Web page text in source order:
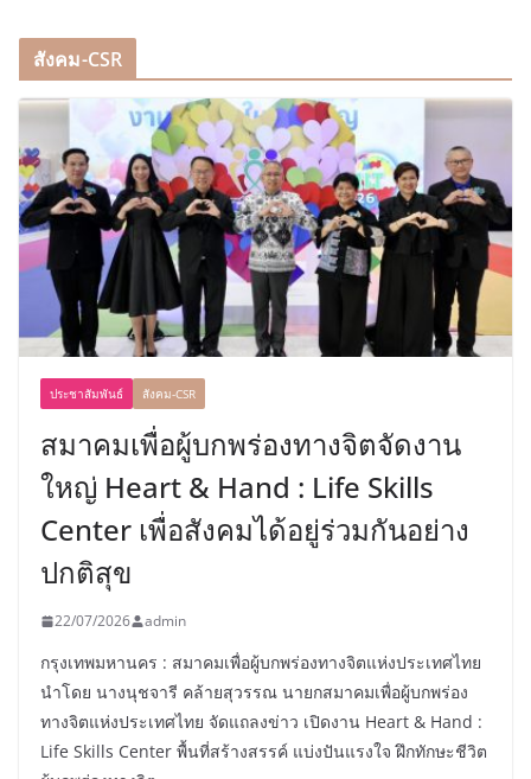
สังคม-CSR
ประชาสัมพันธ์ สังคม-CSR
สมาคมเพื่อผู้บกพร่องทางจิตจัดงาน
ใหญ่ Heart & Hand : Life Skills
Center เพื่อสังคมได้อยู่ร่วมกันอย่าง
ปกติสุข
22/07/2026 admin
กรุงเทพมหานคร : สมาคมเพื่อผู้บกพร่องทางจิตแห่งประเทศไทย
นำโดย นางนุชจารี คล้ายสุวรรณ นายกสมาคมเพื่อผู้บกพร่อง
ทางจิตแห่งประเทศไทย จัดแถลงข่าว เปิดงาน Heart & Hand :
Life Skills Center พื้นที่สร้างสรรค์ แบ่งปันแรงใจ ฝึกทักษะชีวิต